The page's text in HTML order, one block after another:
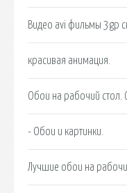
Видео avi фильмы 3gp
красивая анимация.
Обои на рабочий стол.
- Обои и картинки.
Лучшие обои на